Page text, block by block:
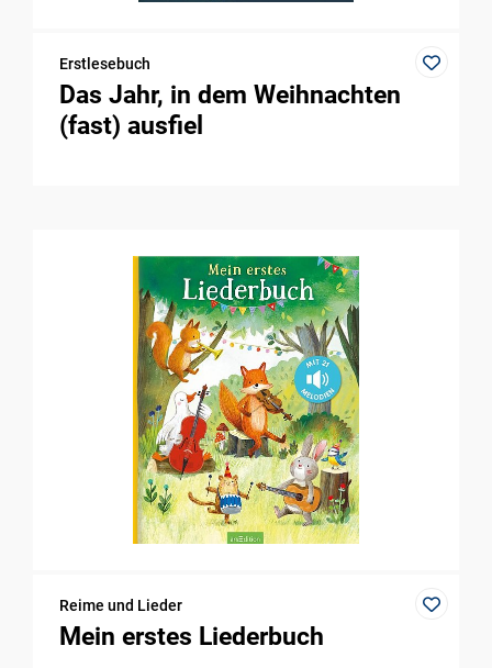
Erstlesebuch
Das Jahr, in dem Weihnachten
(fast) ausfiel
Reime und Lieder
Mein erstes Liederbuch